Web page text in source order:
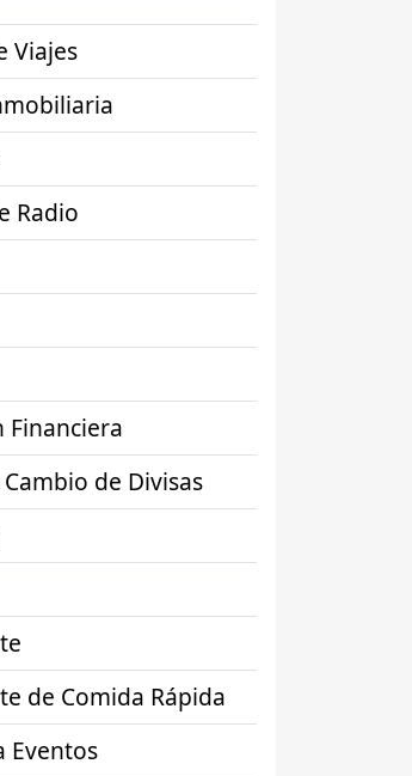
Viajes
Radio
de Divisas
de Comida Rápida
Eventos